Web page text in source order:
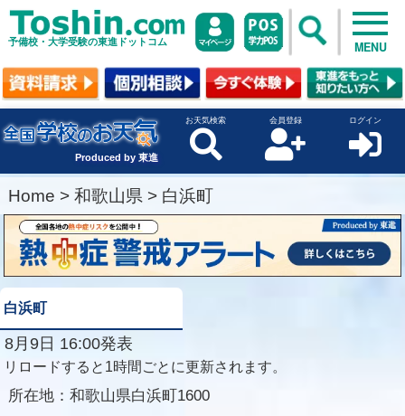
予備校・大学受験の東進ドットコム MENU
Produced by 東進
お天気検索 会員登録 ログイン
Home > 和歌山県 > 白浜町
白浜町
8月9日 16:00発表
リロードすると1時間ごとに更新されます。
所在地： 和歌山県白浜町1600